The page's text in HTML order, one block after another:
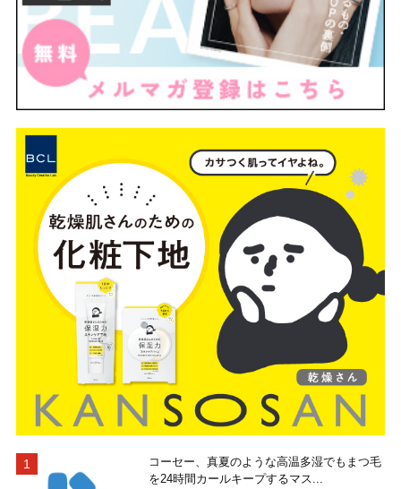
コーセー、真夏のような高温多湿でもまつ毛
を24時間カールキープするマス...